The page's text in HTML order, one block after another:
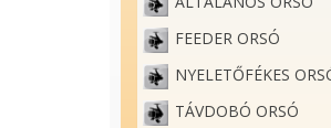
FEEDER ORSÓ
NYELETŐFÉKES
TÁVDOBÓ ORSÓ